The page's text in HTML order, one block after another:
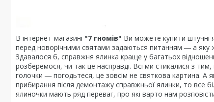
В інтернет-магазині "7 гномів" Ви можете купити штучні
перед новорічними святами задаються питанням ― а
Здавалося б, справжня ялинка краще у багатьох
розберемося, чи так це насправді. Всі ми стикалися з
голочки ― погодьтеся, це зовсім не святкова картина. А
прибирання після демонтажу справжньої ялинки, то все
ялиночки мають ряд переваг, про які варто нам